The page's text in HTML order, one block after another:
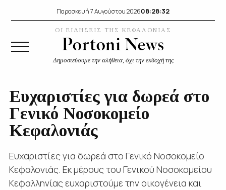
Παρασκευή 7 Αυγούστου 202608:28:32
ΟΙ ΕΙΔΗΣΕΙΣ ΤΗΣ ΚΕΦΑΛΟΝΙΑΣ
Δημοσιεύουμε την αλήθεια, όχι την εκδοχή της
Ευχαριστίες για δωρεά στο
Γενικό Νοσοκομείο
Κεφαλονιάς
Ευχαριστίες για δωρεά στο Γενικό Νοσοκομείο
Κεφαλονιάς. Εκ μέρους του Γενικού Νοσοκομείου
Κεφαλληνίας ευχαριστούμε την οικογένεια και